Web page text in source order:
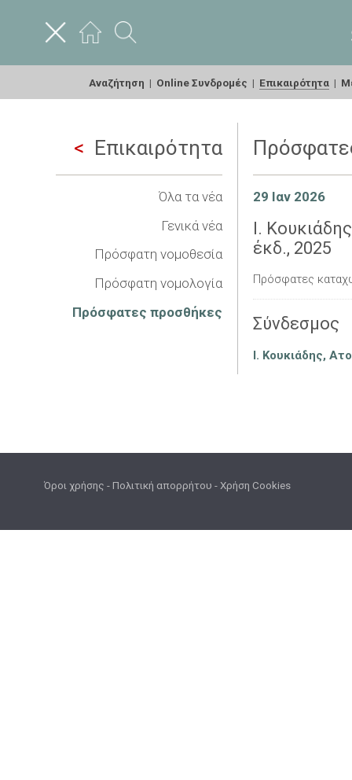
Αναζήτηση | Online Συνδρομές | Επικαιρότητα |
Επικαιρότητα
Όλα τα νέα
Γενικά νέα
Πρόσφατη νομοθεσία
Πρόσφατη νομολογία
Πρόσφατες προσθήκες
29 Ιαν 2026
Ι.
έκδ., 2025
Πρόσφατες
Σύνδεσμος
Ι. Κουκιάδης,
Όροι χρήσης -Πολιτική απορρήτου -Χρήση Cookies